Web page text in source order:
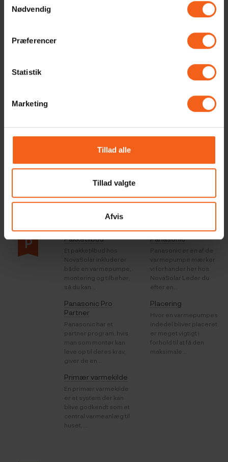
Nødvendig
Præferencer
Statistik
Marketing
Tillad alle
Tillad valgte
Afvis
bliver brugt til at
beskrive ydelsen for en
luft/luft varmepumpe.
monteres at en KMO og
VE godkendt montør.
varmepumpe...
Naneo(TM)X Filter
Nanoe TM X er
specialfremstillede
nanoteknologi som
renser luften,...
Nominel effekt
beskrive ydelsen for en
P Pakketilbud
Et pakketilbud hos
NovaSolar inkluderer
både en varmepumpe,
montering og tilbehør,
så du kan...
Panasonic
Panasonic er en af de
varmepumpe mærker
vi forhander her hos
NovaSolar Leder du
efter en...
Panasonic Pro
Partner
Panasonic har et
partner program, hvis
man som montør kan
leve op til deres krav,
giver de en...
Placering
Hvor en varmepumpes
indedel bliver placeret
er meget vigtigt i
forhold til at få den
maksimale...
Primær varmekilde
En primær varmekilde
er et system der kan
blive godkendt som et
central varmeanlæg til
huset,...